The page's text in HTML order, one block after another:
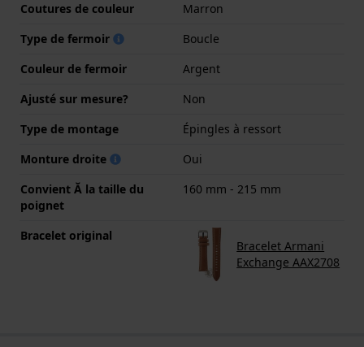
Coutures de couleur
Marron
Type de fermoir
Boucle
Couleur de fermoir
Argent
Ajusté sur mesure?
Non
Type de montage
Épingles à ressort
Monture droite
Oui
Convient Ă la taille du
poignet
160 mm - 215 mm
Bracelet original
Bracelet Armani
Exchange AAX2708